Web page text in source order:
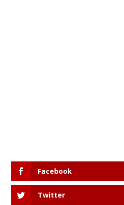
Facebook
Twitter